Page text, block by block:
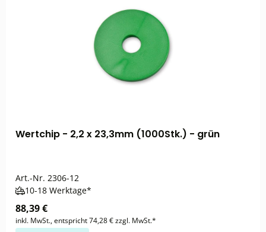
Wertchip - 2,2 x 23,3mm (1000Stk.) - grün
Art.-Nr. 2306-12
10-18 Werktage*
88,39 €
inkl. MwSt., entspricht 74,28 € zzgl. MwSt.*